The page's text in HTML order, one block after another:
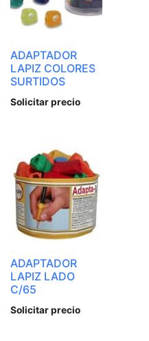
ADAPTADOR
LAPIZ COLORES
SURTIDOS
Solicitar precio
ADAPTADOR
LAPIZ LADO
C/65
Solicitar precio